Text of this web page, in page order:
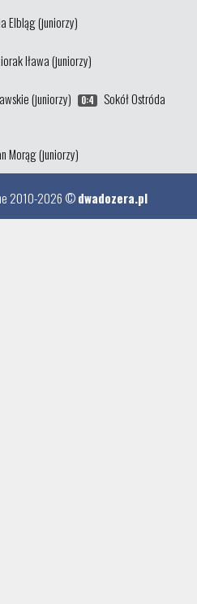
Elbląg (juniorzy)
Iława (juniorzy)
(juniorzy) 0:4
Sokół Ostróda
Morąg (juniorzy)
2010-2026 ©dwadozera.pl